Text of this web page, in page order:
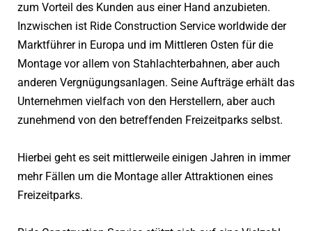
zum Vorteil des Kunden aus einer Hand anzubieten.
Inzwischen ist Ride Construction Service worldwide der
Marktführer in Europa und im Mittleren Osten für die
Montage vor allem von Stahlachterbahnen, aber auch
anderen Vergnügungsanlagen. Seine Aufträge erhält das
Unternehmen vielfach von den Herstellern, aber auch
zunehmend von den betreffenden Freizeitparks selbst.
Hierbei geht es seit mittlerweile einigen Jahren in immer
mehr Fällen um die Montage aller Attraktionen eines
Freizeitparks.